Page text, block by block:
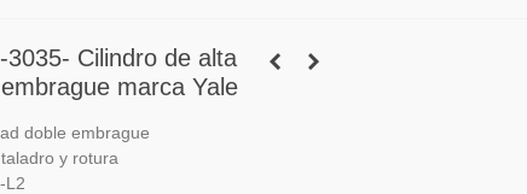
3035- Cilindro de alta
marca Yale
doble embrague
y rotura
L2